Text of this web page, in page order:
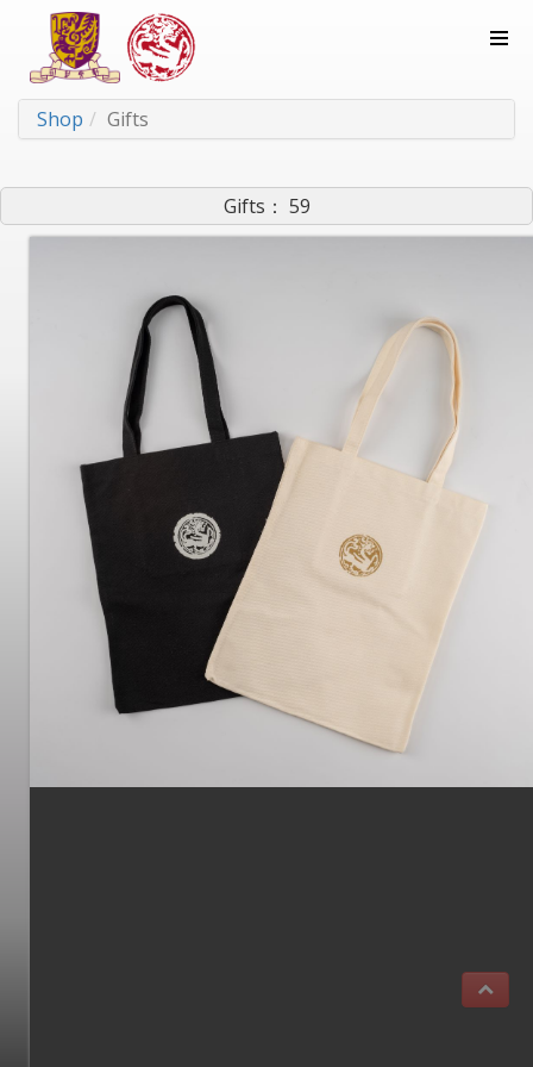
Shop Gifts
Gifts： 59